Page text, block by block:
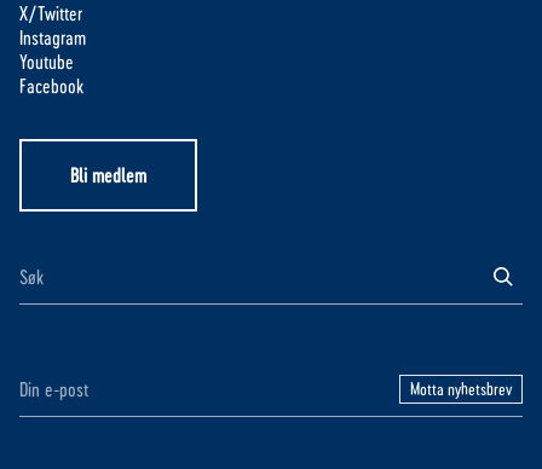
X/Twitter
Instagram
Youtube
Facebook
Bli medlem
Motta nyhetsbrev